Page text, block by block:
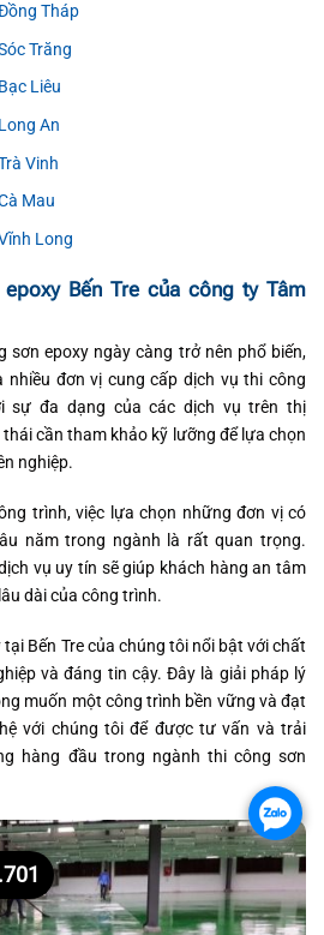
Tháp
Trăng
Liêu
An
Vinh
Mau
Long
Bến Tre của công ty Tâm
sơn epoxy ngày càng trở nên phổ biến,
nhiều đơn vị cung cấp dịch vụ thi công
sự đa dạng của các dịch vụ trên thị
cần tham khảo kỹ lưỡng để lựa chọn
nghiệp.
trình, việc lựa chọn những đơn vị có
năm trong ngành là rất quan trọng.
vụ uy tín sẽ giúp khách hàng an tâm
dài của công trình.
Bến Tre của chúng tôi nổi bật với chất
và đáng tin cậy. Đây là giải pháp lý
muốn một công trình bền vững và đạt
với chúng tôi để được tư vấn và trải
hàng đầu trong ngành thi công sơn
.